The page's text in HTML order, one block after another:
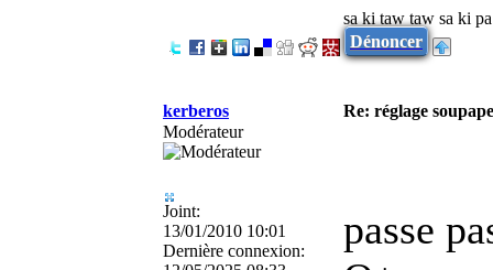
sa ki taw taw sa ki
Dénoncer
kerberos
Re: réglage
Modérateur
Joint:
13/01/2010 10:01
Dernière connexion:
passe